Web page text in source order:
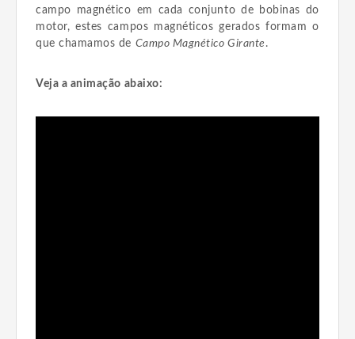
campo magnético em cada conjunto de bobinas do
motor, estes campos magnéticos gerados formam o
que chamamos de Campo Magnético Girante .
Veja a animação abaixo: